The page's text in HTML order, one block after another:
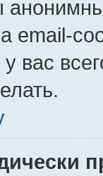
email-
вас